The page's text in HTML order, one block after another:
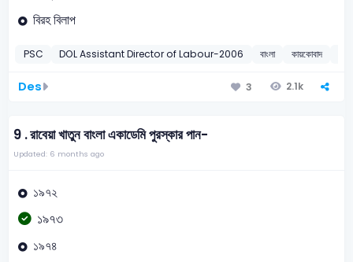
বিরহ বিলাপ
PSC DOL Assistant Director of Labour-2006 বাংলা কায়কোবাদ
Des 3 2.1k
9 .রাবেয়া খাতুন বাংলা একাডেমি পুরস্কার পান-
Updated: 6 months ago
১৯৭২
১৯৭৩
১৯৭৪